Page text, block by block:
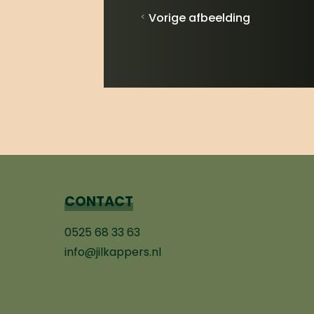
Vorige afbeelding
CONTACT
0525 68 33 63
info@jilkappers.nl